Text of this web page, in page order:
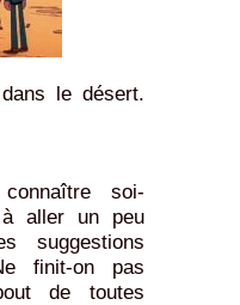
le désert.
soi-
aller un peu
suggestions
finit-on pas
de toutes